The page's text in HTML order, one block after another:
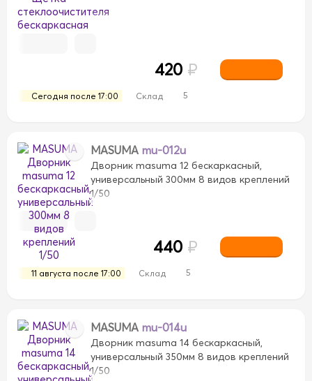
Сегодня после 17:00 Склад 5
420 ₽
MASUMA mu-012u
Дворник masuma 12 бескаркасный,
универсальный 300мм 8 видов креплений
1/50
11 августа после 17:00 Склад 5
440 ₽
MASUMA mu-014u
Дворник masuma 14 бескаркасный,
универсальный 350мм 8 видов креплений
1/50